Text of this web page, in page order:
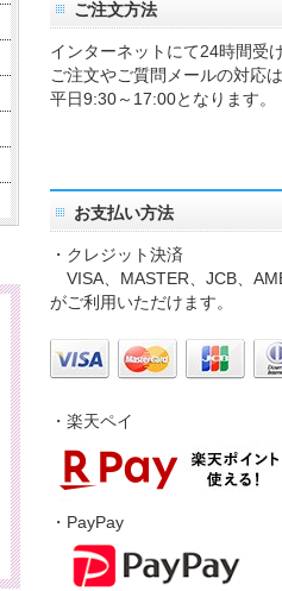
ご注文方法
インターネットにて24時間受
ご注文やご質問メールの対応
平日9:30～17:00となります。
お支払い方法
・クレジット決済
VISA、MASTER、JCB、
がご利用いただけます。
・楽天ペイ
・PayPay